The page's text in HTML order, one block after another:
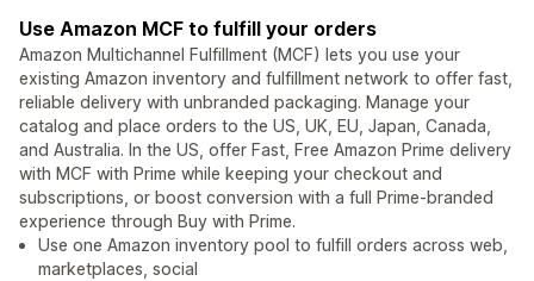
Use Amazon MCF to fulfill your orders
Amazon Multichannel Fulfillment (MCF) lets you use your
existing Amazon inventory and fulfillment network to offer fast,
reliable delivery with unbranded packaging. Manage your
catalog and place orders to the US, UK, EU, Japan, Canada,
and Australia. In the US, offer Fast, Free Amazon Prime delivery
with MCF with Prime while keeping your checkout and
subscriptions, or boost conversion with a full Prime-branded
experience through Buy with Prime.
Use one Amazon inventory pool to fulfill orders across web,
marketplaces, social